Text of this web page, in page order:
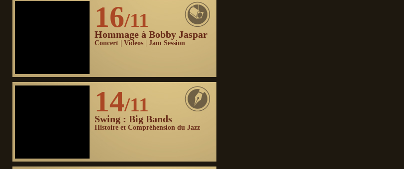
16/11
Hommage à Bobby Jaspar
Concert | Videos | Jam Session
14/11
Swing : Big Bands
Histoire et Compréhension du Jazz